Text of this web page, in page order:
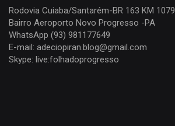
Rodovia Cuiaba/Santarém-BR 163 KM 1079
Bairro Aeroporto Novo Progresso -PA
WhatsApp (93) 981177649
E-mail: adeciopiran.blog@gmail.com
Skype: live:folhadoprogresso